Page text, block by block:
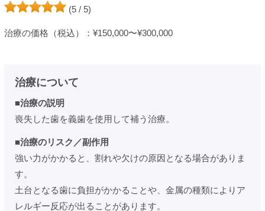
(5 / 5)
治療の価格（税込）：¥150,000〜¥300,000
治療について
■治療の説明
喪失した歯を義歯を使用して補う治療。
■治療のリスク／副作用
強い力がかかると、割れや欠けの原因となる場合がありま
す。
土台となる歯に負担がかかることや、金属の種類によりア
レルギー反応が出ることがあります。